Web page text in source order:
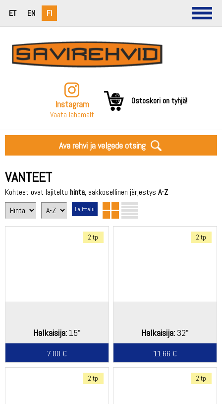
ET EN FI
Instagram
Vaata lähemalt
Ostoskori on tyhjä!
Ava rehvi ja velgede otsing
VANTEET
Kohteet ovat lajiteltu hinta, aakkosellinen järjestys A-Z
2 tp
Halkaisija:15"
7.00 €
2 tp
Halkaisija: 32"
11.66 €
2 tp 2 tp